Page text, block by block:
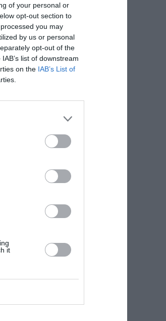
of your personal or
opt-out section to
you may
by us or personal
opt-out of the
list of downstream
on the IAB’s List of
it